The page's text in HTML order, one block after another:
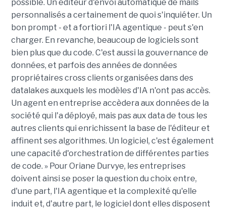
possible. Un éditeur d'envoi automatique de mails
personnalisés a certainement de quoi s'inquiéter. Un
bon prompt - et a fortiori l'IA agentique - peut s'en
charger. En revanche, beaucoup de logiciels sont
bien plus que du code. C'est aussi la gouvernance de
données, et parfois des années de données
propriétaires cross clients organisées dans des
datalakes auxquels les modèles d'IA n'ont pas accès.
Un agent en entreprise accèdera aux données de la
société qui l'a déployé, mais pas aux data de tous les
autres clients qui enrichissent la base de l'éditeur et
affinent ses algorithmes. Un logiciel, c'est également
une capacité d'orchestration de différentes parties
de code. » Pour Oriane Durvye, les entreprises
doivent ainsi se poser la question du choix entre,
d'une part, l'IA agentique et la complexité qu'elle
induit et, d'autre part, le logiciel dont elles disposent